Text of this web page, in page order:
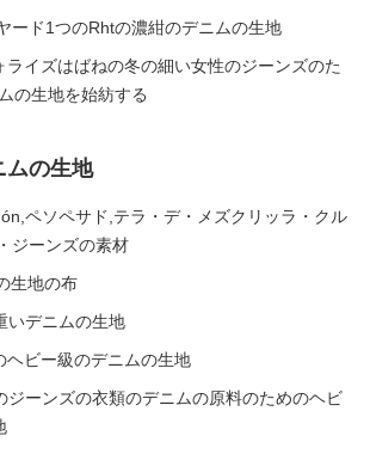
ード1つのRhtの濃紺のデニムの生地
ライズはばねの冬の細い女性のジーンズのた
の生地を始紡する
ムの生地
ペソペサド,テラ・デ・メズクリッラ・クル
ジーンズの素材
生地の布
いデニムの生地
ヘビー級のデニムの生地
ジーンズの衣類のデニムの原料のためのヘビ